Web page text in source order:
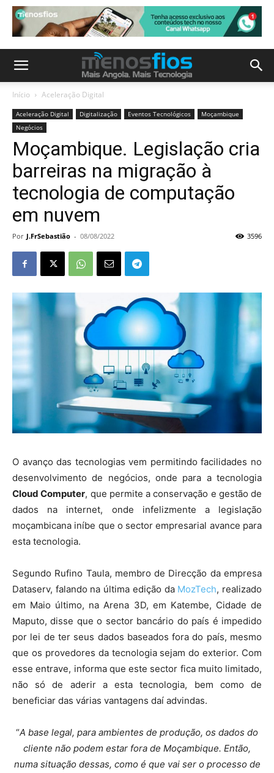
Início Aceleração Digital
Aceleração Digital Digitalização Eventos Tecnológicos
Moçambique
Negócios
Moçambique. Legislação cria
barreiras na migração à
tecnologia de computação
em nuvem
Por J.FrSebastião - 08/08/2022 3596
O avanço das tecnologias vem permitindo facilidades no
desenvolvimento de negócios, onde para a tecnologia
Cloud Computer, que permite a conservação e gestão de
dados na internet, onde infelizmente a legislação
moçambicana iníbe que o sector empresarial avance para
esta tecnologia.
Segundo Rufino Taula, membro de Direcção da empresa
Dataserv, falando na última edição da MozTech, realizado
em Maio último, na Arena 3D, em Katembe, Cidade de
Maputo, disse que o sector bancário do país é impedido
por lei de ter seus dados baseados fora do país, mesmo
que os provedores da tecnologia sejam do exterior. Com
esse entrave, informa que este sector fica muito limitado,
não só de aderir a esta tecnologia, bem como de
beneficiar das várias vantagens daí advindas.
“A base legal, para ambientes de produção, os dados do
cliente não podem estar fora de Moçambique. Então,
numa situação dessas, como é que vai ser o processo de